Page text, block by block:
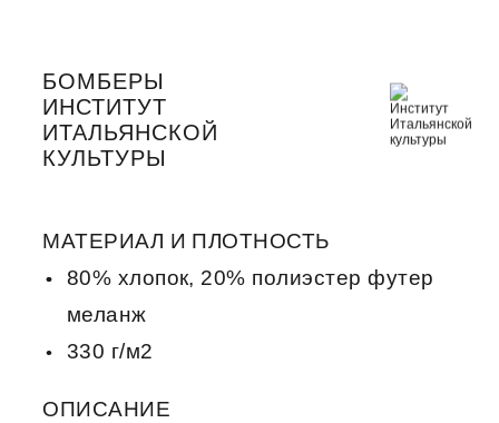
БОМБЕРЫ
ИНСТИТУТ
ИТАЛЬЯНСКОЙ
КУЛЬТУРЫ
МАТЕРИАЛ И ПЛОТНОСТЬ
80% хлопок, 20% полиэстер футер
меланж
330 г/м2
ОПИСАНИЕ